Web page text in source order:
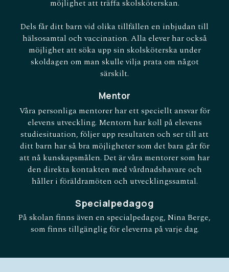
möjlighet att träffa skolsköterskan.
Dels får ditt barn vid olika tillfällen en inbjudan till
hälsosamtal och vaccination. Alla elever har också
möjlighet att söka upp sin skolsköterska under
skoldagen om man skulle vilja prata om något
särskilt.
Mentor
Våra personliga mentorer har ett speciellt ansvar för
elevens utveckling. Mentorn har koll på elevens
studiesituation, följer upp resultaten och ser till att
ditt barn har så bra möjligheter som det bara går för
att nå kunskapsmålen. Det är våra mentorer som har
den direkta kontakten med vårdnadshavare och
håller i föräldramöten och utvecklingssamtal.
Specialpedagog
På skolan finns även en specialpedagog, Nina Berge,
som finns tillgänglig för eleverna på varje dag.